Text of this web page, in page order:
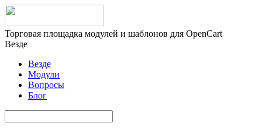
Торговая площадка модулей и шаблонов для OpenCart
Везде
Везде
Модули
Вопросы
Блог